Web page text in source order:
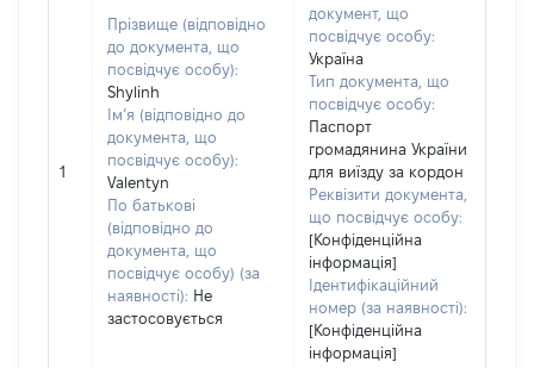
1
Прізвище (відповідно
до документа, що
посвідчує особу):
Shylinh
Ім’я (відповідно до
документа, що
посвідчує особу):
Valentyn
По батькові
(відповідно до
документа, що
посвідчує особу) (за
наявності): Не
застосовується
документ, що
посвідчує особу:
Україна
Тип документа, що
посвідчує особу:
Паспорт
громадянина України
для виїзду за кордон
Реквізити документа,
що посвідчує особу:
[Конфіденційна
інформація]
Ідентифікаційний
номер (за наявності):
[Конфіденційна
інформація]